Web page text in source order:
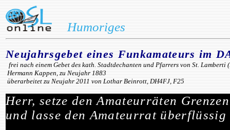
Humoriges
Neujahrsgebet eines Funkamateurs im
frei nach einem Gebet des kath. Stadtdechanten und Pfarrers von St. Lamberti
Hermann Kappen, zu Neujahr 1883
überarbeitet zu Neujahr 2011 von Lothar Beinrott, DH4FJ, F25
Herr, setze den Amateurräten Grenzen
und lasse den Amateurrat überflüssig